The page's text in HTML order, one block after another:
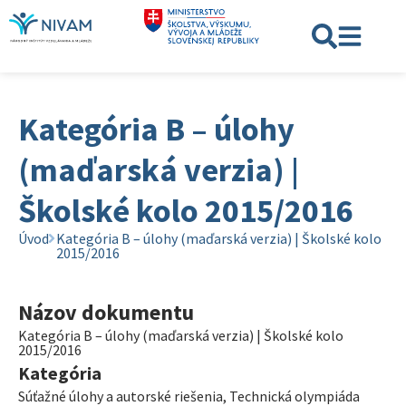
Kategória B – úlohy
(maďarská verzia) |
Školské kolo 2015/2016
Úvod Kategória B – úlohy (maďarská verzia) | Školské kolo
2015/2016
Názov dokumentu
Kategória B – úlohy (maďarská verzia) | Školské kolo
2015/2016
Kategória
Súťažné úlohy a autorské riešenia, Technická olympiáda